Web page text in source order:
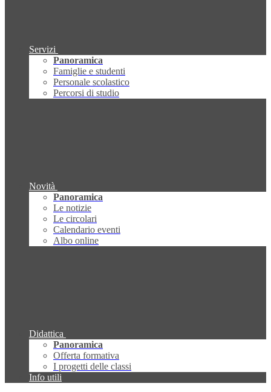
Servizi
Panoramica
Famiglie e studenti
Personale scolastico
Percorsi di studio
Novità
Panoramica
Le notizie
Le circolari
Calendario eventi
Albo online
Didattica
Panoramica
Offerta formativa
I progetti delle classi
Info utili